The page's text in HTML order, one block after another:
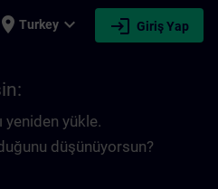
place Turkey expand_more login Giriş Yap
yeniden yükle.
düşünüyorsun?